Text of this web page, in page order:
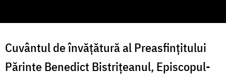
Cuvântul de învățătură al Preasfințitului
Părinte Benedict Bistrițeanul, Episcopul-